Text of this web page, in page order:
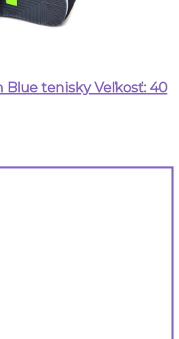
Blue tenisky Veľkosť: 40